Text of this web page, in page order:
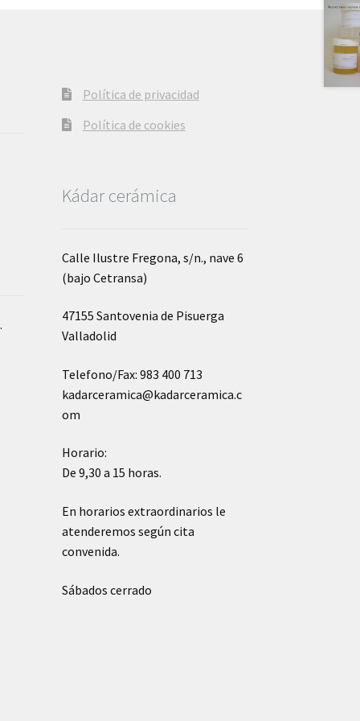
.
Política de privacidad
Política de cookies
Kádar cerámica
Calle Ilustre Fregona, s/n., nave 6
(bajo Cetransa)
47155 Santovenia de Pisuerga
Valladolid
Telefono/Fax: 983 400 713
kadarceramica@kadarceramica.c
om
Horario:
De 9,30 a 15 horas.
En horarios extraordinarios le
atenderemos según cita
convenida.
Sábados cerrado